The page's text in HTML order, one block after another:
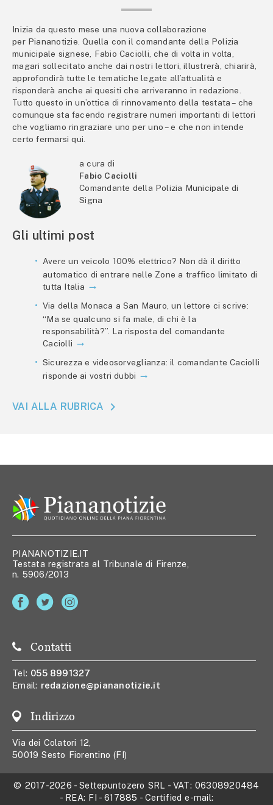
Inizia da questo mese una nuova collaborazione
per Piananotizie. Quella con il comandante della Polizia
municipale signese, Fabio Caciolli, che di volta in volta,
magari sollecitato anche dai nostri lettori, illustrerà, chiarirà,
approfondirà tutte le tematiche legate all’attualità e
risponderà anche ai quesiti che arriveranno in redazione.
Tutto questo in un’ottica di rinnovamento della testata – che
comunque sta facendo registrare numeri importanti di lettori
che vogliamo ringraziare uno per uno – e che non intende
certo fermarsi qui.
a cura di
Fabio Caciolli
Comandante della Polizia Municipale di
Signa
Gli ultimi post
Avere un veicolo 100% elettrico? Non dà il diritto
automatico di entrare nelle Zone a traffico limitato di
tutta Italia
Via della Monaca a San Mauro, un lettore ci scrive:
“Ma se qualcuno si fa male, di chi è la
responsabilità?”. La risposta del comandante
Caciolli
Sicurezza e videosorveglianza: il comandante Caciolli
risponde ai vostri dubbi
VAI ALLA RUBRICA
PIANANOTIZIE.IT
Testata registrata al Tribunale di Firenze,
n. 5906/2013
Contatti
Tel: 055 8991327
Email: redazione@piananotizie.it
Indirizzo
Via dei Colatori 12,
50019 Sesto Fiorentino (FI)
© 2017-2026 -Settepuntozero SRL - VAT: 06308920484
- REA: FI - 617885 - Certified e-mail: